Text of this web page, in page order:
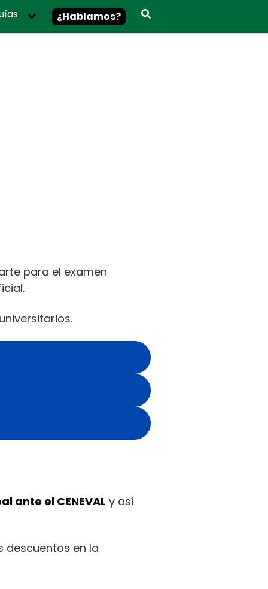
¿Hablamos?
para el examen
ante el CENEVAL y así
descuentos en la